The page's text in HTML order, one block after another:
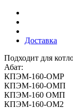
Доставка
Подходит для
Абат:
КПЭМ-160-ОМР
КПЭМ-160-ОМП
КПЭМ-160 ОМП
КПЭМ-160-ОМ2